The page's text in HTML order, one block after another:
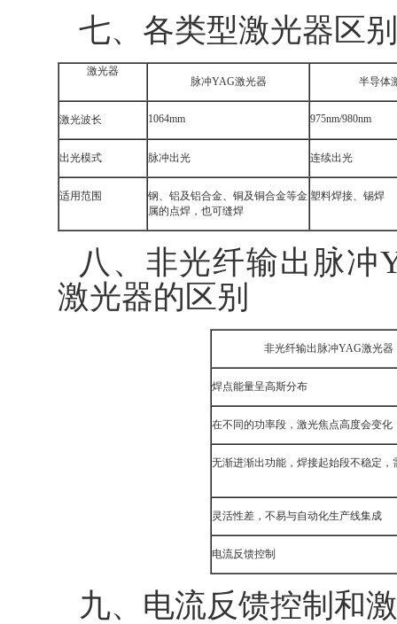
七、各类型激光器区别
激光器
脉冲YAG激光器
半导体
激光波长 1064mm 975nm/980nm
出光模式 脉冲出光 连续出光
适用范围
钢、铝及铝合金、铜及铜合金等金
属的点焊，也可缝焊
塑料焊接、锡焊
八、非光纤输出脉冲
激光器的区别
非光纤输出脉冲YAG激光器
焊点能量呈高斯分布
在不同的功率段，激光焦点高度会变化
无渐进渐出功能，焊接起始段不稳定，
灵活性差，不易与自动化生产线集成
电流反馈控制
九、电流反馈控制和